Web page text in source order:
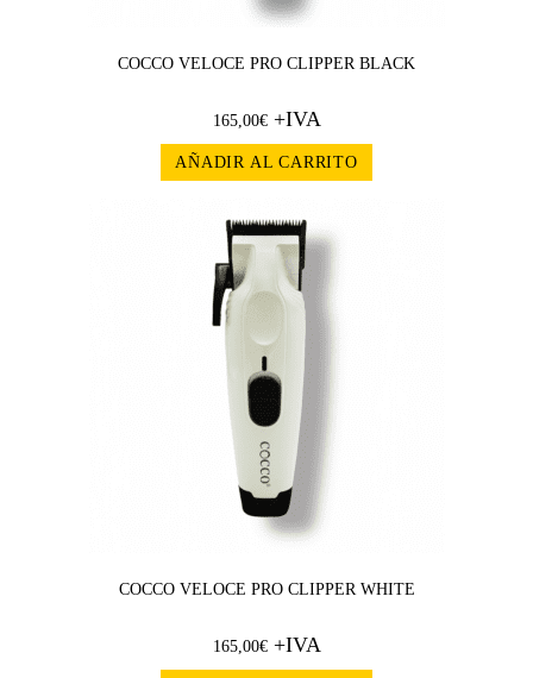
COCCO VELOCE PRO CLIPPER BLACK
165,00€+IVA
AÑADIR AL CARRITO
COCCO VELOCE PRO CLIPPER WHITE
165,00€+IVA